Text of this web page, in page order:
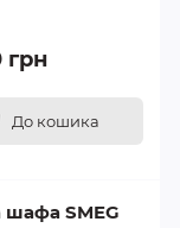
грн
До кошика
шафа SMEG